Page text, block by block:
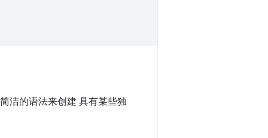
洁的语法来创建 具有某些独